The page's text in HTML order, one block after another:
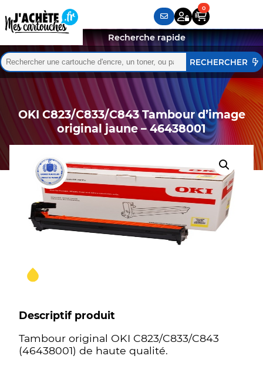
Rechercher :
Quand les résultats de l'auto-complétion sont
Recherche rapide
OKI C823/C833/C843 Tambour d’image
original jaune – 46438001
Descriptif produit
Tambour original OKI C823/C833/C843
(46438001) de haute qualité.